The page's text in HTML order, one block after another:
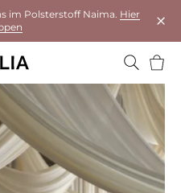
im Polsterstoff Naima. Hier